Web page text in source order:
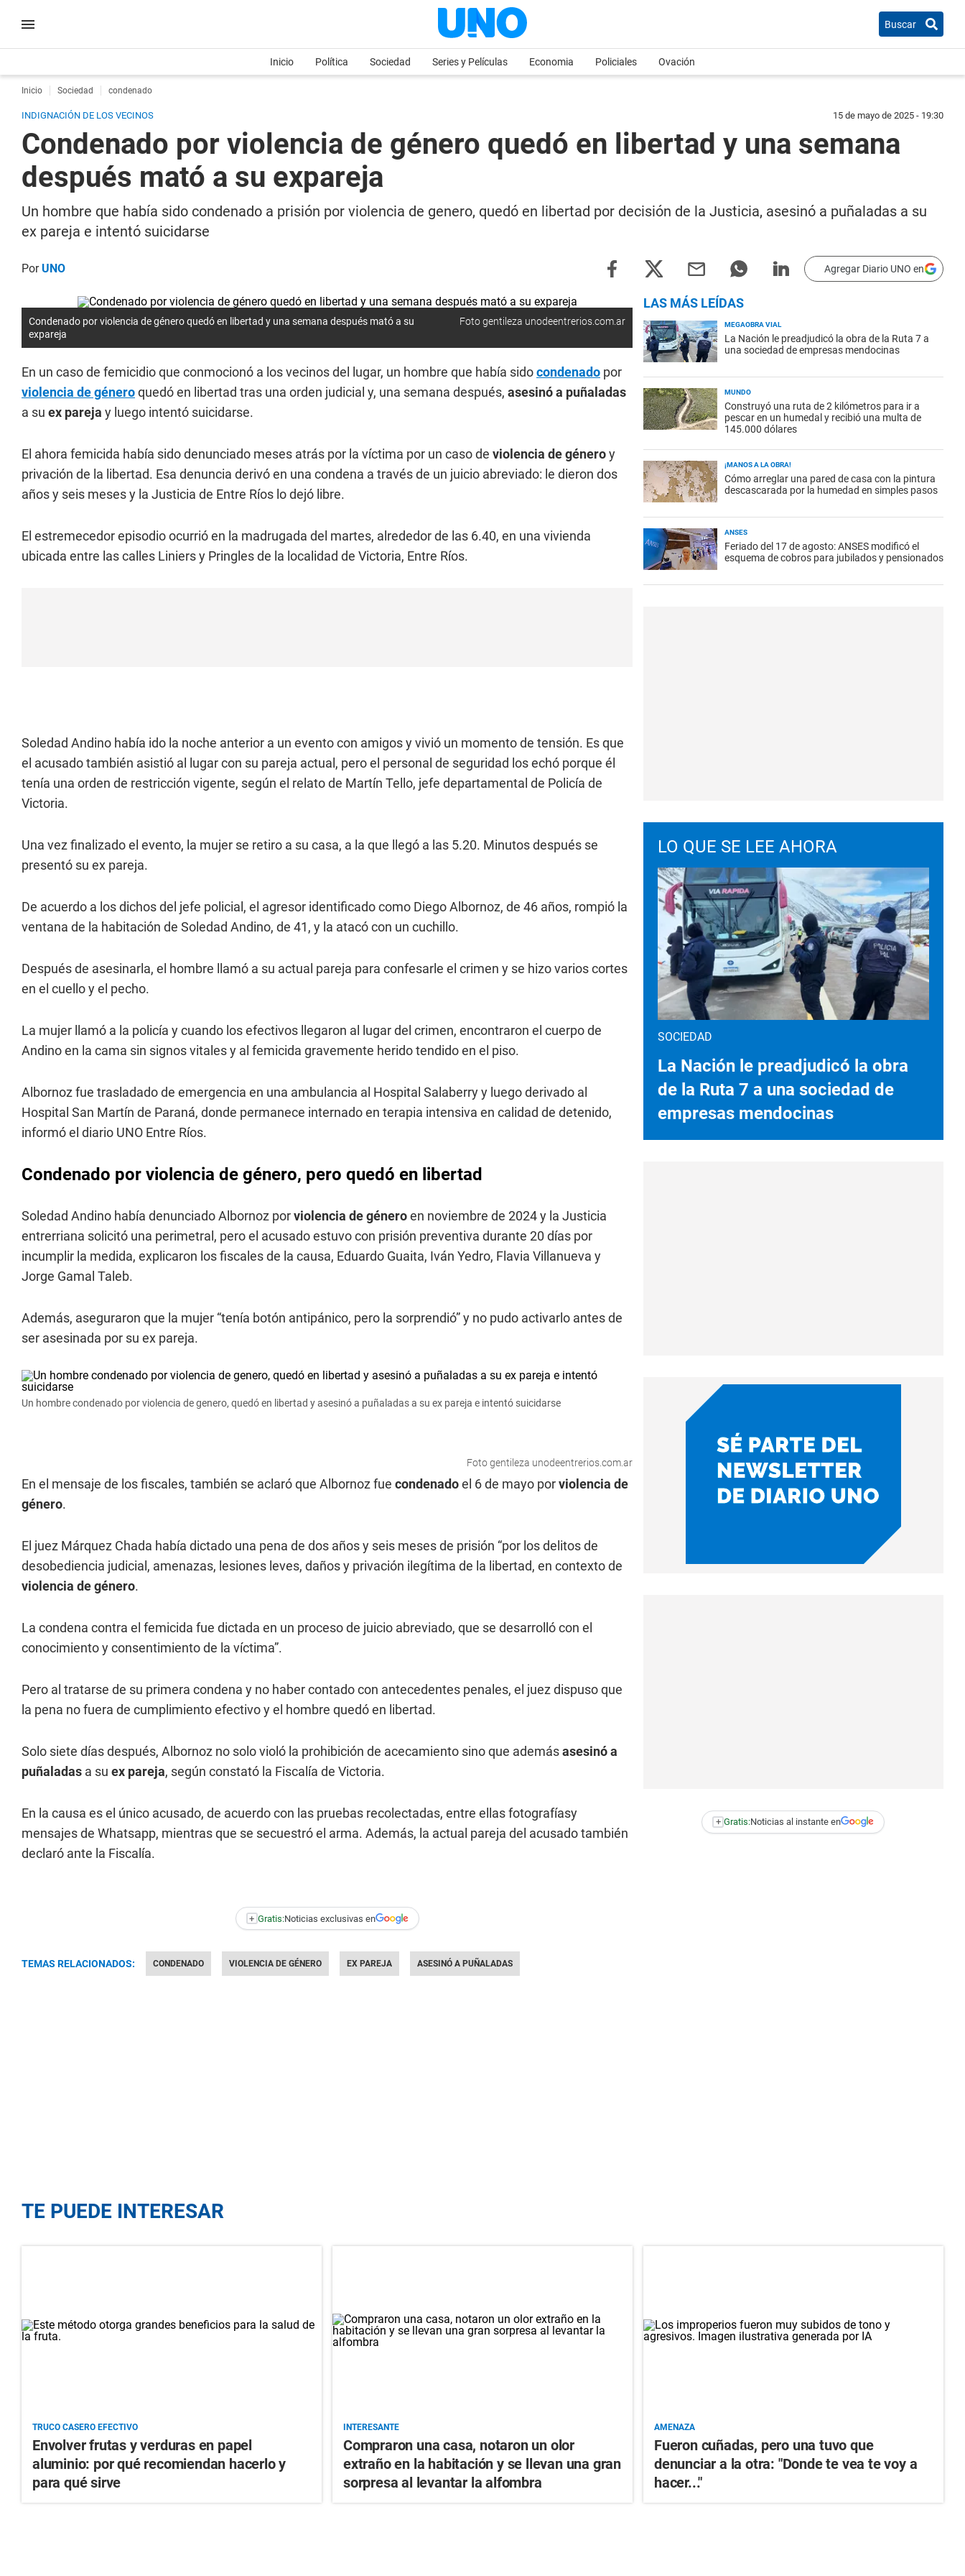
Buscar
Inicio Política Sociedad Series y Películas Economia Policiales Ovación
Inicio Sociedad condenado
INDIGNACIÓN DE LOS VECINOS 15 de mayo de 2025 - 19:30
Condenado por violencia de género quedó en libertad y una semana
después mató a su expareja
Un hombre que había sido condenado a prisión por violencia de genero, quedó en libertad por decisión de la Justicia, asesinó a puñaladas a su
ex pareja e intentó suicidarse
PorUNO Agregar Diario UNO en
Condenado por violencia de género quedó en libertad y una semana después mató a su
expareja
Foto gentileza unodeentrerios.com.ar
En un caso de femicidio que conmocionó a los vecinos del lugar, un hombre que había sidocondenado por
violencia de géneroquedó en libertad tras una orden judicial y, una semana después, asesinó a puñaladas
a su ex pareja y luego intentó suicidarse.
El ahora femicida había sido denunciado meses atrás por la víctima por un caso de violencia de géneroy
privación de la libertad. Esa denuncia derivó en una condena a través de un juicio abreviado: le dieron dos
años y seis meses y la Justicia de Entre Ríos lo dejó libre.
El estremecedor episodio ocurrió en la madrugada del martes, alrededor de las 6.40, en una vivienda
ubicada entre las calles Liniers y Pringles de la localidad de Victoria, Entre Ríos.
Soledad Andino había ido la noche anterior a un evento con amigos y vivió un momento de tensión. Es que
el acusado también asistió al lugar con su pareja actual, pero el personal de seguridad los echó porque él
tenía una orden de restricción vigente, según el relato de Martín Tello, jefe departamental de Policía de
Victoria.
Una vez finalizado el evento, la mujer se retiro a su casa, a la que llegó a las 5.20. Minutos después se
presentó su ex pareja.
De acuerdo a los dichos del jefe policial, el agresor identificado como Diego Albornoz, de 46 años, rompió la
ventana de la habitación de Soledad Andino, de 41, y la atacó con un cuchillo.
Después de asesinarla, el hombre llamó a su actual pareja para confesarle el crimen y se hizo varios cortes
en el cuello y el pecho.
La mujer llamó a la policía y cuando los efectivos llegaron al lugar del crimen, encontraron el cuerpo de
Andino en la cama sin signos vitales y al femicida gravemente herido tendido en el piso.
Albornoz fue trasladado de emergencia en una ambulancia al Hospital Salaberry y luego derivado al
Hospital San Martín de Paraná, donde permanece internado en terapia intensiva en calidad de detenido,
informó el diario UNO Entre Ríos.
Condenado por violencia de género, pero quedó en libertad
Soledad Andino había denunciado Albornoz porviolencia de géneroen noviembre de 2024 y la Justicia
entrerriana solicitó una perimetral, pero el acusado estuvo con prisión preventiva durante 20 días por
incumplir la medida, explicaron los fiscales de la causa, Eduardo Guaita, Iván Yedro, Flavia Villanueva y
Jorge Gamal Taleb.
Además, aseguraron que la mujer “tenía botón antipánico, pero la sorprendió” y no pudo activarlo antes de
ser asesinada por su ex pareja.
Un hombre condenado por violencia de genero, quedó en libertad y asesinó a puñaladas a su ex pareja e intentó suicidarse
Foto gentileza unodeentrerios.com.ar
En el mensaje de los fiscales, también se aclaró que Albornoz fue condenadoel 6 de mayo porviolencia de
género.
El juez Márquez Chada había dictado una pena de dos años y seis meses de prisión “por los delitos de
desobediencia judicial, amenazas, lesiones leves, daños y privación ilegítima de la libertad, en contexto de
violencia de género.
La condena contra el femicida fue dictada en un proceso de juicio abreviado, que se desarrolló con el
conocimiento y consentimiento de la víctima”.
Pero al tratarse de su primera condena y no haber contado con antecedentes penales, el juez dispuso que
la pena no fuera de cumplimiento efectivo y el hombre quedó en libertad.
Solo siete días después, Albornoz no solo violó la prohibición de acecamiento sino que ademásasesinó a
puñaladas a su ex pareja, según constató la Fiscalía de Victoria.
En la causa es el único acusado, de acuerdo con las pruebas recolectadas, entre ellas fotografíasy
mensajes de Whatsapp, mientras que se secuestró el arma. Además, la actual pareja del acusado también
declaró ante la Fiscalía.
+ Gratis:Noticias exclusivas en
TEMAS RELACIONADOS: CONDENADO VIOLENCIA DE GÉNERO EX PAREJA ASESINÓ A PUÑALADAS
LAS MÁS LEÍDAS
MEGAOBRA VIAL
La Nación le preadjudicó la obra de la Ruta 7 a
una sociedad de empresas mendocinas
MUNDO
Construyó una ruta de 2 kilómetros para ir a
pescar en un humedal y recibió una multa de
145.000 dólares
¡MANOS A LA OBRA!
Cómo arreglar una pared de casa con la pintura
descascarada por la humedad en simples pasos
ANSES
Feriado del 17 de agosto: ANSES modificó el
esquema de cobros para jubilados y pensionados
LO QUE SE LEE AHORA
SOCIEDAD
La Nación le preadjudicó la obra
de la Ruta 7 a una sociedad de
empresas mendocinas
+ Gratis:Noticias al instante en
TE PUEDE INTERESAR
TRUCO CASERO EFECTIVO
Envolver frutas y verduras en papel
aluminio: por qué recomiendan hacerlo y
para qué sirve
INTERESANTE
Compraron una casa, notaron un olor
extraño en la habitación y se llevan una gran
sorpresa al levantar la alfombra
AMENAZA
Fueron cuñadas, pero una tuvo que
denunciar a la otra: "Donde te vea te voy a
hacer..."